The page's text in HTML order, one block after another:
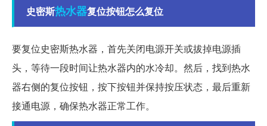
史密斯热水器复位按钮怎么复位
要复位史密斯热水器，首先关闭电源开关或拔掉电源插
头，等待一段时间让热水器内的水冷却。然后，找到热水
器右侧的复位按钮，按下按钮并保持按压状态，最后重新
接通电源，确保热水器正常工作。